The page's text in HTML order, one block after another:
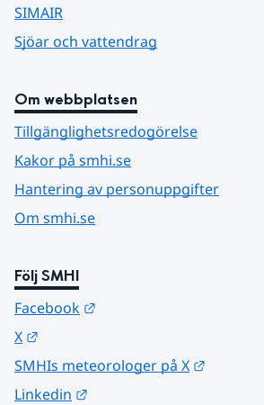
SIMAIR
Sjöar och vattendrag
Om webbplatsen
Tillgänglighetsredogörelse
Kakor på smhi.se
Hantering av personuppgifter
Om smhi.se
Följ SMHI
Facebook
X
SMHIs meteorologer på X
Linkedin